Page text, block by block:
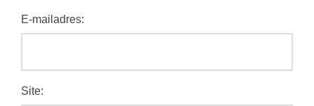
E-mailadres:
Site: